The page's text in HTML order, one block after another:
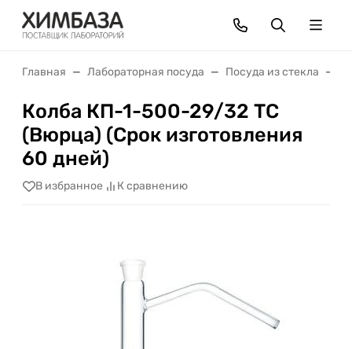
Главная Лабораторная посуда Посуда из стекла
Колба КП-1-500-29/32 ТС
(Вюрца) (Срок изготовления
60 дней)
В избранное К сравнению